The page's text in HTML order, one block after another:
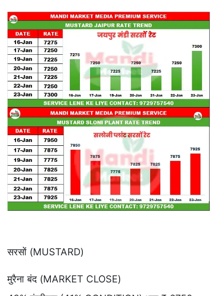
सरसों (MUSTARD)
मुरैना बंद (MARKET CLOSE)